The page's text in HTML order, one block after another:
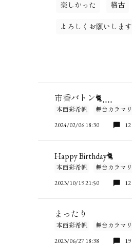
楽しかった 稽古
よろしくお願いします
市香バトン🐈⸒⸒⸒⸒
本西彩希帆 舞台カラマリ
2024/02/06 18:30
12
Happy Birthday🐈
本西彩希帆 舞台カラマリ
2023/10/19 21:50
12
まったり
本西彩希帆 舞台カラマリ
2023/06/27 18:38
19